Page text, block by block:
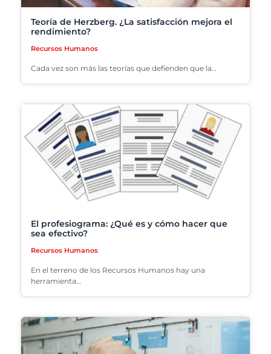
Teoría de Herzberg. ¿La satisfacción mejora el
rendimiento?
Recursos Humanos
Cada vez son más las teorías que defienden que la…
El profesiograma: ¿Qué es y cómo hacer que
sea efectivo?
Recursos Humanos
En el terreno de los Recursos Humanos hay una
herramienta…